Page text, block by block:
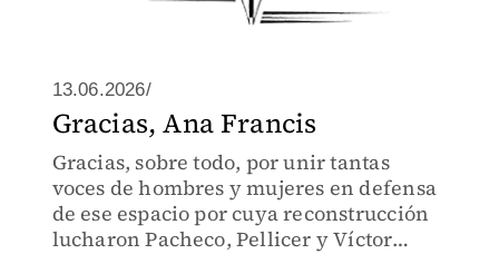
13.06.2026/
Gracias, Ana Francis
Gracias, sobre todo, por unir tantas
voces de hombres y mujeres en defensa
de ese espacio por cuya reconstrucción
lucharon Pacheco, Pellicer y Víctor